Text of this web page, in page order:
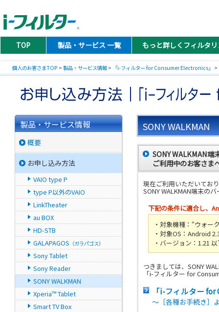
TOP 製品・サービス 一覧 もっと詳しくフィルタ
個人のお客さまTOP > 製品・サービス情報 > 「i-フィルター for Consumer Electronics」 >
SONY WALKMAN
SONY WALKMAN
ご利用中のお客さま
現在ご利用いただいてお
SONY WALKMAN端末の
下記の条件に適合し、
・対象機種：“ウォー
・対象OS：Android
・バージョン：1.21
つきましては、SONY
「i-フィルター for
「i-フィルター
～［各種お手続き］
製品・サービス情報
概要
お申し込み方法
VAIO type P
type P以外のVAIO
LinkTheater
au BOX
HD-STB
GALAPAGOS （ガラパゴス）
Sony Tablet
Sony Reader
SONY WALKMAN
Xperia™ Tablet
Smart TV Box